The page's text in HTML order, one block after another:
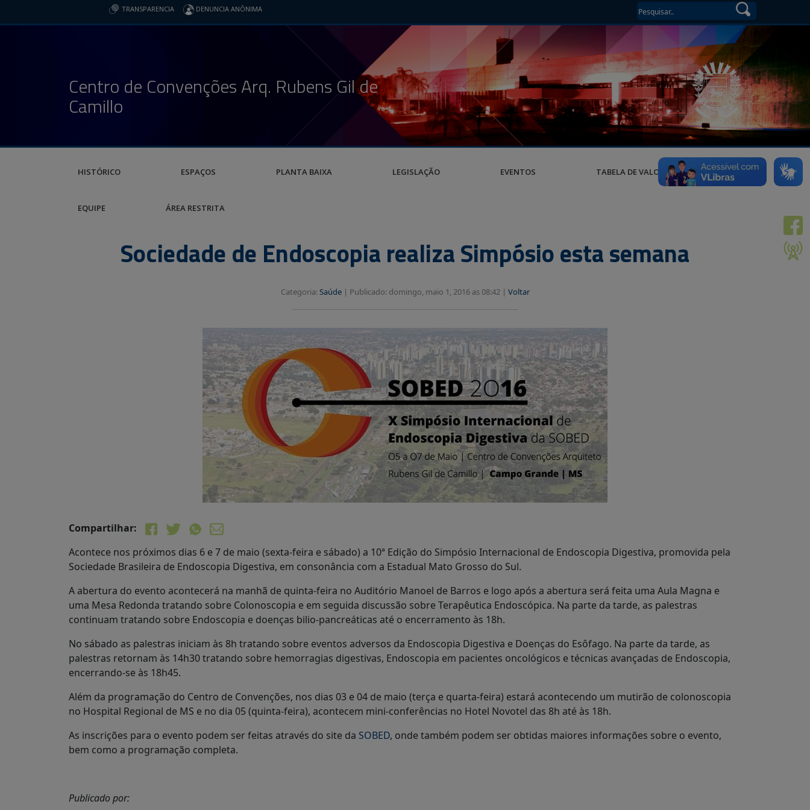
TRANSPARENCIA DENUNCIA ANÔNIMA
Centro de Convenções Arq. Rubens Gil de
Camillo
HISTÓRICO ESPAÇOS PLANTA BAIXA LEGISLAÇÃO EVENTOS TABELA DE VALORES
EQUIPE ÁREA RESTRITA
Sociedade de Endoscopia realiza Simpósio esta semana
Categoria:Saúde| Publicado: domingo, maio 1, 2016 as 08:42 | Voltar
Compartilhar:
Acontece nos próximos dias 6 e 7 de maio (sexta-feira e sábado) a 10ª Edição do Simpósio Internacional de Endoscopia Digestiva, promovida pela
Sociedade Brasileira de Endoscopia Digestiva, em consonância com a Estadual Mato Grosso do Sul.
A abertura do evento acontecerá na manhã de quinta-feira no Auditório Manoel de Barros e logo após a abertura será feita uma Aula Magna e
uma Mesa Redonda tratando sobre Colonoscopia e em seguida discussão sobre Terapêutica Endoscópica. Na parte da tarde, as palestras
continuam tratando sobre Endoscopia e doenças bilio-pancreáticas até o encerramento às 18h.
No sábado as palestras iniciam às 8h tratando sobre eventos adversos da Endoscopia Digestiva e Doenças do Esôfago. Na parte da tarde, as
palestras retornam às 14h30 tratando sobre hemorragias digestivas, Endoscopia em pacientes oncológicos e técnicas avançadas de Endoscopia,
encerrando-se às 18h45.
Além da programação do Centro de Convenções, nos dias 03 e 04 de maio (terça e quarta-feira) estará acontecendo um mutirão de colonoscopia
no Hospital Regional de MS e no dia 05 (quinta-feira), acontecem mini-conferências no Hotel Novotel das 8h até às 18h.
As inscrições para o evento podem ser feitas através do site da SOBED, onde também podem ser obtidas maiores informações sobre o evento,
bem como a programação completa.
Publicado por: